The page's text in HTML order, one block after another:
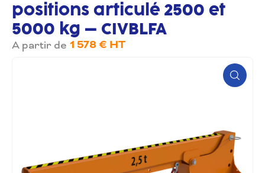
positions articulé 2500 et
5000 kg – CIVBLFA
A partir de 1 578 € HT
Zoom